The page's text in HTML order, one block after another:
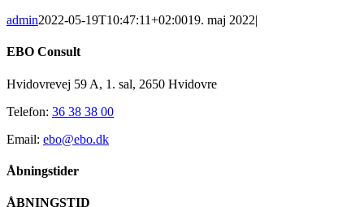
admin2022-05-19T10:47:11+02:0019. maj 2022|
EBO Consult
Hvidovrevej 59 A, 1. sal, 2650 Hvidovre
Telefon: 36 38 38 00
Email: ebo@ebo.dk
Åbningstider
ÅBNINGSTID